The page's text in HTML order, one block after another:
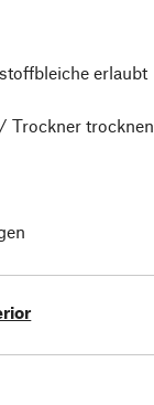
erlaubt
Trockner trocknen